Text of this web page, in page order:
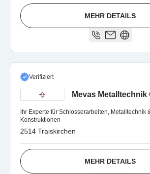
MEHR DETAILS
Verifiziert
Mevas Metalltechnik
Ihr Experte für Schlosserarbeiten, Metalltechnik
Konstruktionen
2514 Traiskirchen
MEHR DETAILS